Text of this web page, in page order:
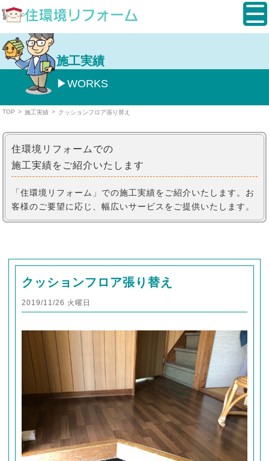
施工実績
WORKS
TOP > 施工実績 > クッションフロア張り替え
住環境リフォームでの
施工実績をご紹介いたします
「住環境リフォーム」での施工実績をご紹介いたします。 お
客様のご要望に応じ、幅広いサービスをご提供いたします。
クッションフロア張り替え
2019/11/26 火曜日